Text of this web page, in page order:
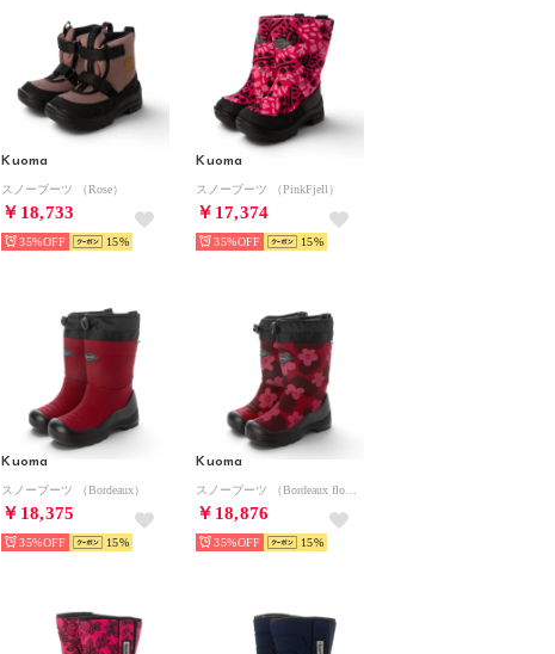
Kuoma
スノーブーツ （Rose）
￥18,733
35% 15
Kuoma
スノーブーツ （PinkFjell）
￥17,374
35% 15
Kuoma
スノーブーツ （Bordeaux）
￥18,375
35% 15
Kuoma
￥18,876
35% 15